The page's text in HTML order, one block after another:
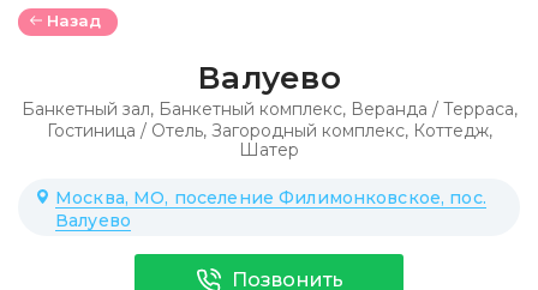
Назад
Валуево
Банкетный зал,Банкетный комплекс,Веранда / Терраса,
Гостиница / Отель,Загородный комплекс,Коттедж,
Шатер
Москва, МО, поселение Филимонковское, пос.
Валуево
Позвонить